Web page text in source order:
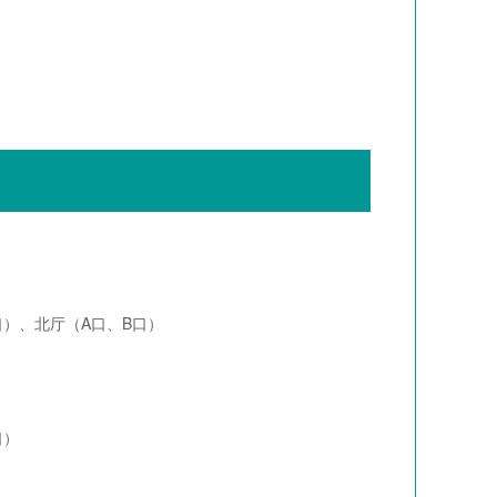
、北厅（A口、B口）